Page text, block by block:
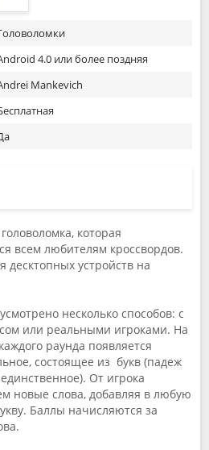
4.0 или более поздняя
Mankevich
которая
всем любителям кроссвордов.
десктопных устройств на
несколько способов: с
или реальными игроками. На
раунда появляется
состоящее из букв (падеж
От игрока
новые слова, добавляя в любую
Баллы начисляются за